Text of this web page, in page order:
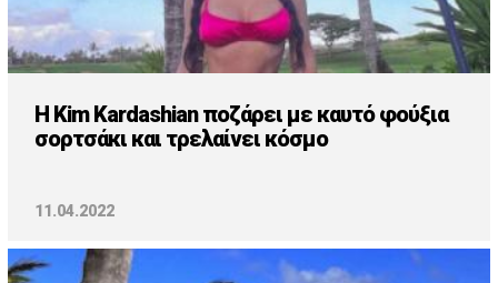
H Kim Kardashian ποζάρει με καυτό φούξια
σορτσάκι και τρελαίνει κόσμο
11.04.2022